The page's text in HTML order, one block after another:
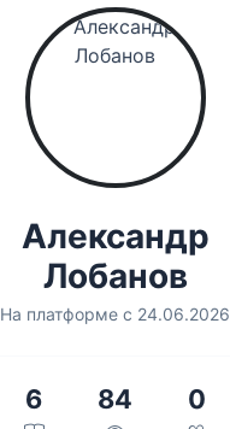
Александр
Лобанов
На платформе с 24.06.2026
6 84 0